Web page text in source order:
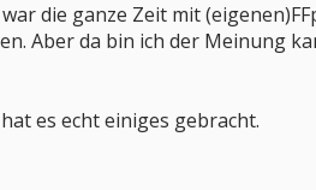
die ganze Zeit mit
Aber da bin ich der Meinung
es echt einiges gebracht.